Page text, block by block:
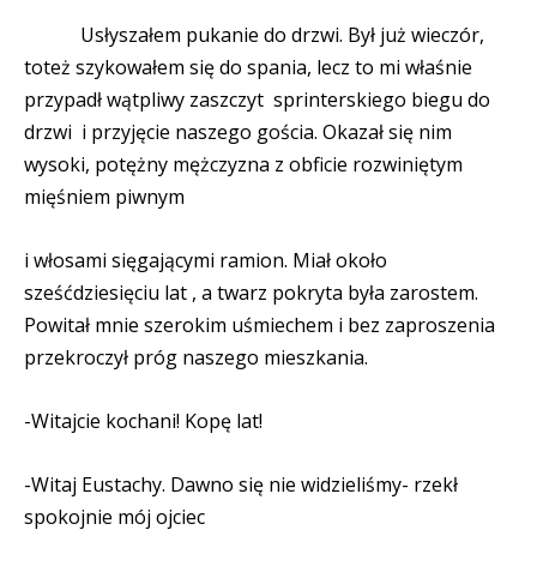
Usłyszałem pukanie do drzwi. Był już wieczór,
toteż szykowałem się do spania, lecz to mi właśnie
przypadł wątpliwy zaszczyt sprinterskiego biegu do
drzwi i przyjęcie naszego gościa. Okazał się nim
wysoki, potężny mężczyzna z obficie rozwiniętym
mięśniem piwnym
i włosami sięgającymi ramion. Miał około
sześćdziesięciu lat , a twarz pokryta była zarostem.
Powitał mnie szerokim uśmiechem i bez zaproszenia
przekroczył próg naszego mieszkania.
-Witajcie kochani! Kopę lat!
-Witaj Eustachy. Dawno się nie widzieliśmy- rzekł
spokojnie mój ojciec